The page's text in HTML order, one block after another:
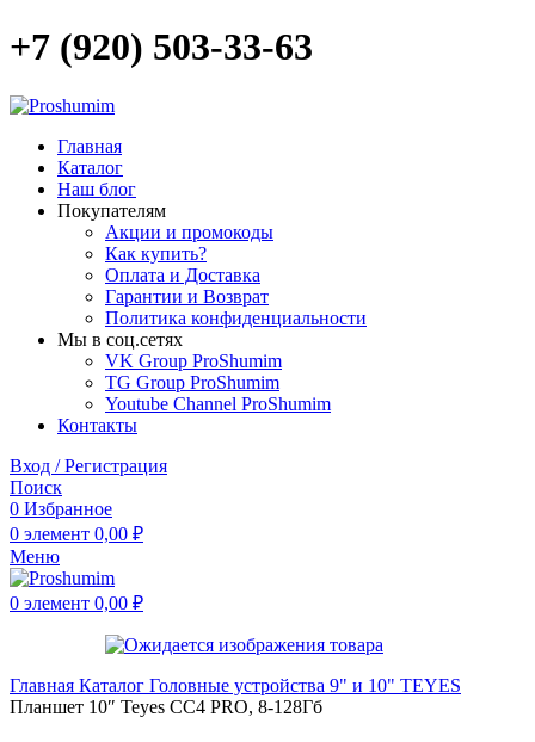
+7 (920) 503-33-63
Главная
Каталог
Наш блог
Покупателям
Акции и промокоды
Как купить?
Оплата и Доставка
Гарантии и Возврат
Политика конфиденциальности
Мы в соц.сетях
VK Group ProShumim
TG Group ProShumim
Youtube Channel ProShumim
Контакты
Вход / Регистрация
Поиск
0 Избранное
0 элемент 0,00 ₽
Меню
0 элемент 0,00 ₽
Главная Каталог Головные устройства 9" и 10" TEYES
Планшет 10″ Teyes CC4 PRO, 8-128Гб